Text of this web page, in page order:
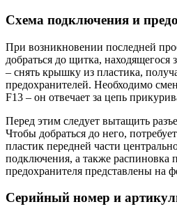
Схема подключения и
При возникновении последней
добраться до щитка, находящегося
– снять крышку из пластика,
предохранителей. Необходимо
F13 – он отвечает за цепь
Перед этим следует вытащить
Чтобы добраться до него,
пластик передней части
подключения, а также распиновка
предохранителя представлены на
Серийный номер и